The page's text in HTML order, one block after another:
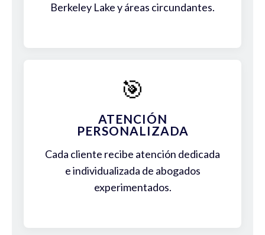
Berkeley Lake y áreas circundantes.
🎯
ATENCIÓN
PERSONALIZADA
Cada cliente recibe atención dedicada
e individualizada de abogados
experimentados.